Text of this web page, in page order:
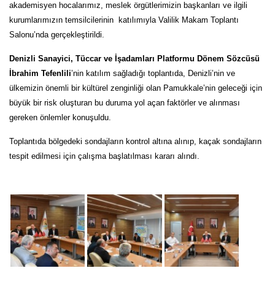
akademisyen hocalarımız, meslek örgütlerimizin başkanları ve ilgili
kurumlarımızın temsilcilerinin katılımıyla Valilik Makam Toplantı
Salonu’nda gerçekleştirildi.
Denizli Sanayici, Tüccar ve İşadamları Platformu Dönem Sözcüsü
İbrahim Tefenlili’nin katılım sağladığı toplantıda, Denizli’nin ve
ülkemizin önemli bir kültürel zenginliği olan Pamukkale’nin geleceği için
büyük bir risk oluşturan bu duruma yol açan faktörler ve alınması
gereken önlemler konuşuldu.
Toplantıda bölgedeki sondajların kontrol altına alınıp, kaçak sondajların
tespit edilmesi için çalışma başlatılması kararı alındı.